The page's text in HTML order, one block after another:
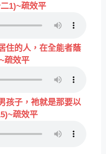
1)~疏效平
住的人，在全能者蔭
疏效平
孩子，祂就是那要以
疏效平